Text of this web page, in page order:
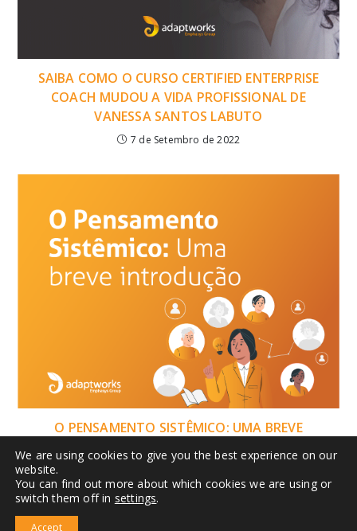
SAIBA COMO O CURSO CERTIFIED ENTERPRISE
COACH MUDOU A VIDA PROFISSIONAL DE
VANESSA SANTOS LABUTO
7 de Setembro de 2022
O PENSAMENTO SISTÊMICO: UMA BREVE
INTRODUÇÃO
IMPLEMENTAÇÃO SAFe®
We are using cookies to give you the best experience on our
website.
You can find out more about which cookies we are using or
switch them off in settings.
Accept